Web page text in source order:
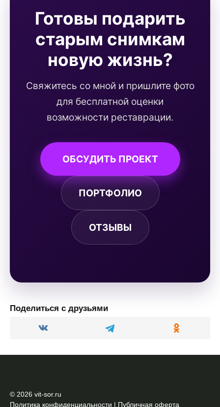
Готовы подарить
старым снимкам
новую жизнь?
Свяжитесь со мной и пришлите фото
для бесплатной оценки
возможности реставрации.
ОБСУДИТЬ ПРОЕКТ
ПОРТФОЛИО
ОТЗЫВЫ
Поделиться с друзьями
© 2026 vit-sor.ru
Политика конфиденциальности | Публичная оферта